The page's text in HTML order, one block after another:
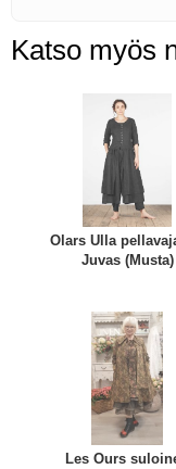
Katso myös
Olars Ulla
Juvas (Musta)
Les Ours